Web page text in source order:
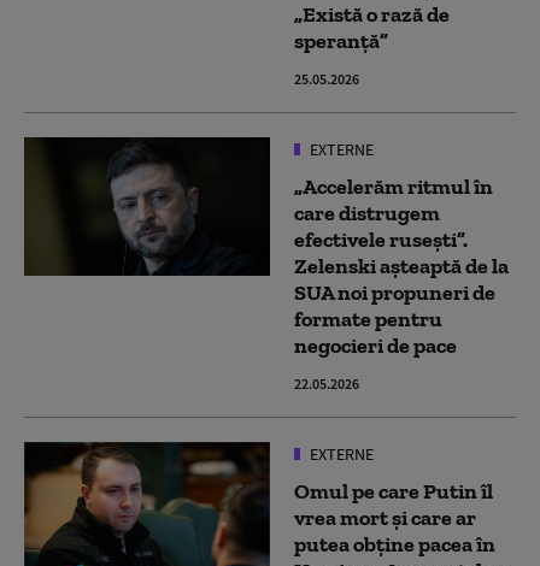
„Există o rază de
speranță”
25.05.2026
EXTERNE
„Accelerăm ritmul în
care distrugem
efectivele ruseşti”.
Zelenski aşteaptă de la
SUA noi propuneri de
formate pentru
negocieri de pace
22.05.2026
EXTERNE
Omul pe care Putin îl
vrea mort și care ar
putea obține pacea în